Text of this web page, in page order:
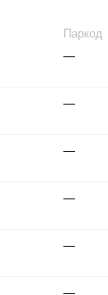
Паркод
—
—
—
—
—